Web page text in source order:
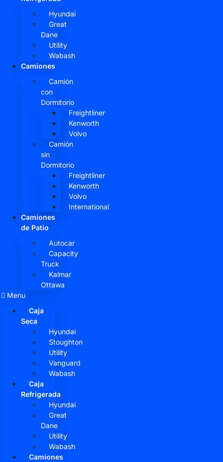
Hyundai
Great
Dane
Utility
Wabash
Camiones
Camión
con
Dormitorio
Freightliner
Kenworth
Volvo
Camión
sin
Dormitorio
Freightliner
Kenworth
Volvo
International
Camiones
de Patio
Autocar
Capacity
Truck
Kalmar
Ottawa
Menu
Caja
Seca
Hyundai
Stoughton
Utility
Vanguard
Wabash
Caja
Refrigerada
Hyundai
Great
Dane
Utility
Wabash
Camiones